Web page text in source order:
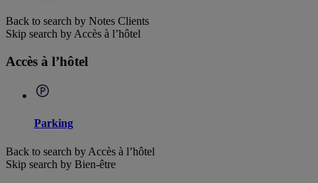
Back to search by Notes Clients
Skip search by Accès à l’hôtel
Accès à l’hôtel
Parking
Back to search by Accès à l’hôtel
Skip search by Bien-être